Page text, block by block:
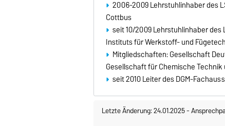
2006-2009 Lehrstuhlinhaber des
Cottbus
seit 10/2009 Lehrstuhlinhaber
Instituts für Werkstoff- und
Mitgliedschaften: Gesellschaft
Gesellschaft für Chemische Technik
seit 2010 Leiter des DGM-
Letzte Änderung: 24.01.2025-